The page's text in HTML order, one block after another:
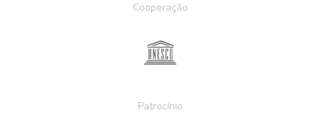
Cooperação
Patrocínio